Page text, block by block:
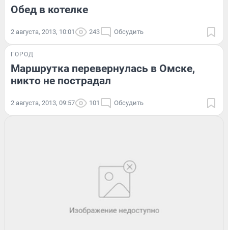
Обед в котелке
2 августа, 2013, 10:01 243 Обсудить
ГОРОД
Маршрутка перевернулась в Омске,
никто не пострадал
2 августа, 2013, 09:57 101 Обсудить